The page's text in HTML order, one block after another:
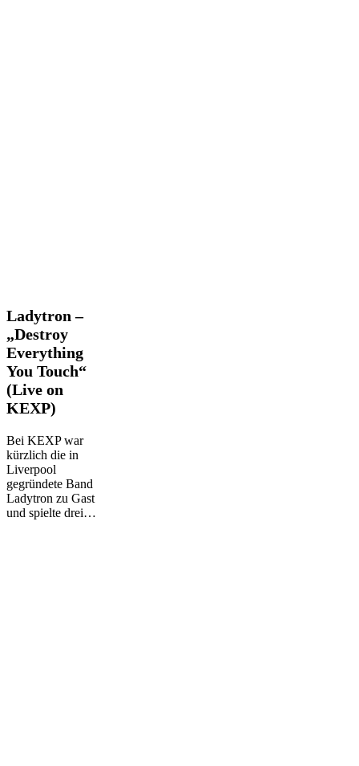
Ladytron
„Destroy
Everything
You
Touch“
(Live
on
Ladytron –
„Destroy
Everything
You Touch“
(Live on
KEXP)
Bei KEXP war
kürzlich die in
Liverpool
gegründete Band
Ladytron zu Gast
und spielte drei…